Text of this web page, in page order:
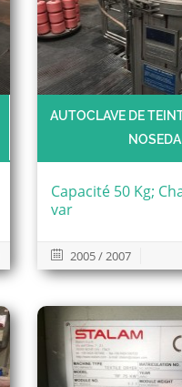
AUTOCLAVE DE
NOSEDA
Capacité 50 Kg;
var
2005 / 2007